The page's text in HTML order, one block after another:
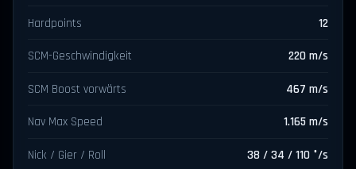
Hardpoints 12
SCM-Geschwindigkeit 220 m/s
SCM Boost vorwärts 467 m/s
Nav Max Speed 1.165 m/s
Nick / Gier / Roll 38 / 34 / 110 °/s